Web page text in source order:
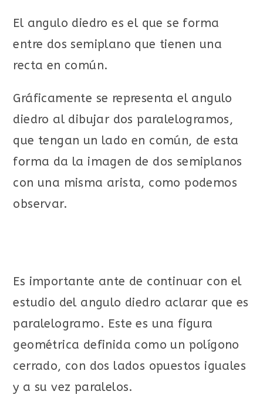
El angulo diedro es el que se forma
entre dos semiplano que tienen una
recta en común.
Gráficamente se representa el angulo
diedro al dibujar dos paralelogramos,
que tengan un lado en común, de esta
forma da la imagen de dos semiplanos
con una misma arista, como podemos
observar.
Es importante ante de continuar con el
estudio del angulo diedro aclarar que es
paralelogramo. Este es una figura
geométrica definida como un polígono
cerrado, con dos lados opuestos iguales
y a su vez paralelos.